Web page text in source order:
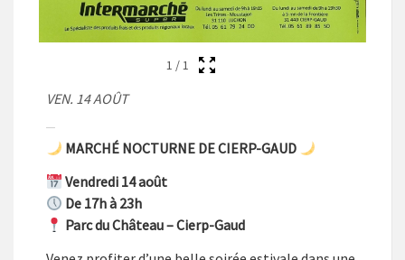
1 /1
VEN. 14 AOÛT
MARCHÉ NOCTURNE DE CIERP-GAUD
Vendredi 14 août
De 17h à 23h
Parc du Château – Cierp-Gaud